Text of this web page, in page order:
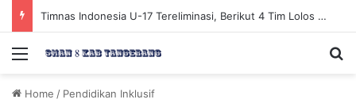
Timnas Indonesia U-17 Tereliminasi, Berikut 4 Tim Lolos ke Semifinal Piala AFF U-17 2026
Menu
Home / Pendidikan Inklusif